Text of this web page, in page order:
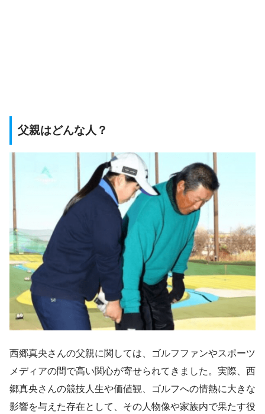
父親はどんな人？
西郷真央さんの父親に関しては、ゴルフファンやスポーツ
メディアの間で高い関心が寄せられてきました。実際、西
郷真央さんの競技人生や価値観、ゴルフへの情熱に大きな
影響を与えた存在として、その人物像や家族内で果たす役